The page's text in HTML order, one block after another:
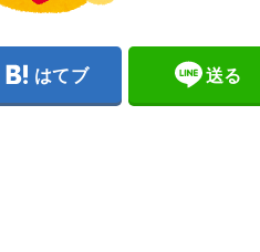
はてブ 送る